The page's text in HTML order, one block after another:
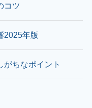
コツ
2025年版
ちなポイント